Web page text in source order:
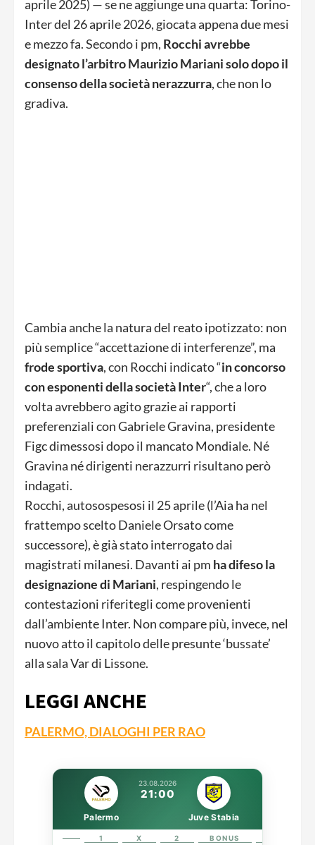
aprile 2025) — se ne aggiunge una quarta: Torino-
Inter del 26 aprile 2026, giocata appena due mesi
e mezzo fa. Secondo i pm, Rocchi avrebbe
designato l’arbitro Maurizio Mariani solo dopo il
consenso della società nerazzurra, che non lo
gradiva.
Cambia anche la natura del reato ipotizzato: non
più semplice “accettazione di interferenze”, ma
frode sportiva, con Rocchi indicato “in concorso
con esponenti della società Inter“, che a loro
volta avrebbero agito grazie ai rapporti
preferenziali con Gabriele Gravina, presidente
Figc dimessosi dopo il mancato Mondiale. Né
Gravina né dirigenti nerazzurri risultano però
indagati.
Rocchi, autosospesosi il 25 aprile (l’Aia ha nel
frattempo scelto Daniele Orsato come
successore), è già stato interrogato dai
magistrati milanesi. Davanti ai pm ha difeso la
designazione di Mariani, respingendo le
contestazioni riferitegli come provenienti
dall’ambiente Inter. Non compare più, invece, nel
nuovo atto il capitolo delle presunte ‘bussate’
alla sala Var di Lissone.
LEGGI ANCHE
PALERMO, DIALOGHI PER RAO
23.08.2026
21:00
Palermo Juve Stabia
1 X 2 BONUS